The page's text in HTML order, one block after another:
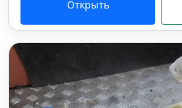
Открыть